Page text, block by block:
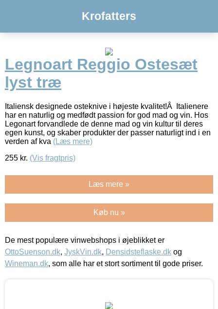
Krofatters
Legnoart Reggio Ostesæt
lyst træ
Italiensk designede osteknive i højeste kvalitet!Â Italienere
har en naturlig og medfødt passion for god mad og vin. Hos
Legonart forvandlede de denne mad og vin kultur til deres
egen kunst, og skaber produkter der passer naturligt ind i en
verden af kva (Læs mere)
255 kr. (Vis fragtpris)
Læs mere »
Køb nu »
De mest populære vinwebshops i øjeblikket er
OttoSuenson.dk, JyskVin.dk, Densidsteflaske.dk og
Wineman.dk, som alle har et stort sortiment til gode priser.